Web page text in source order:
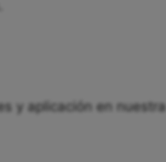
y aplicación en